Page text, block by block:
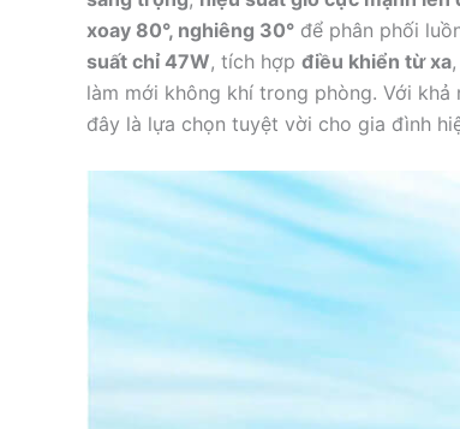
xoay 80°, nghiêng 30° để phân phối
suất chỉ 47W, tích hợp điều khiển từ xa,
làm mới không khí trong phòng. Với khả
đây là lựa chọn tuyệt vời cho gia đình